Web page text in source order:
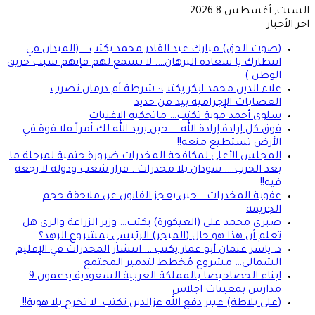
السبت, أغسطس 8 2026
اخر الأخبار
(صوت الحق) مبارك عبد القادر محمد يكتب… (الميدان في
انتظارك يا سعادة البرهان…. لا تسمع لهم فإنهم سبب حريق
الوطن )
علاء الدين محمد ابكر يكتب: شرطة أم درمان تضرب
العصابات الإجرامية بيد من حديد
سلوى أحمد موية تكتب… ماتحكيه الاغنيات
فوق كل إرادة إرادة الله…. حين يريد الله لك أمراً فلا قوة في
الأرض تستطيع منعه!!
المجلس الأعلى لمكافحة المخدرات ضرورة حتمية لمرحلة ما
بعد الحرب…. سودان بلا مخدرات.. قرار شعب ودولة لا رجعة
فيه!!
عقوبة المخدرات… حين يعجز القانون عن ملاحقة حجم
الجريمة
صبرى محمد علي (العيكورة) يكتب… وزير الزراعة والري هل
تعلم أن هذا هو حال (الميجر) الرئيسي بمشروع الرهد؟
د. ياسر عثمان أبو عمار يكتب…. انتشار المخدرات في الإقليم
الشمالي… مشروع مُخطط لتدمير المجتمع
ابناء الحصاحيصا بالمملكة العربية السعودية يدعمون 9
مدارس بمعينات اجلاس
(على بلاطة) عبير دفع الله عزالدين تكتب: لا تخرج بلا هوية!!